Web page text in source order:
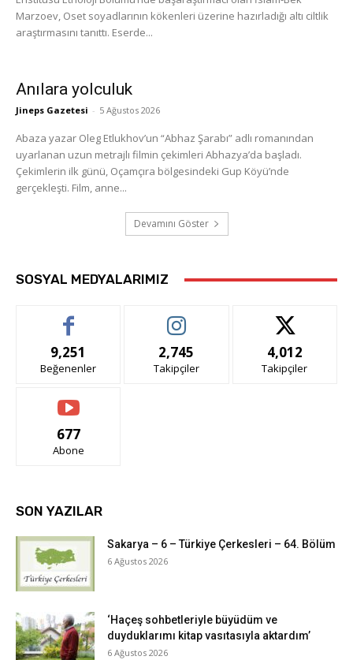
Marzoev, Oset soyadlarının kökenleri üzerine hazırladığı altı ciltlik
araştırmasını tanıttı. Eserde...
Anılara yolculuk
Jineps Gazetesi - 5 Ağustos 2026
Abaza yazar Oleg Etlukhov’un “Abhaz Şarabı” adlı romanından
uyarlanan uzun metrajlı filmin çekimleri Abhazya’da başladı.
Çekimlerin ilk günü, Oçamçıra bölgesindeki Gup Köyü’nde
gerçekleşti. Film, anne...
Devamını Göster
SOSYAL MEDYALARIMIZ
9,251
Beğenenler
2,745
Takipçiler
4,012
Takipçiler
677
Abone
SON YAZILAR
Sakarya – 6 – Türkiye Çerkesleri – 64. Bölüm
6 Ağustos 2026
‘Haçeş sohbetleriyle büyüdüm ve
duyduklarımı kitap vasıtasıyla aktardım’
6 Ağustos 2026